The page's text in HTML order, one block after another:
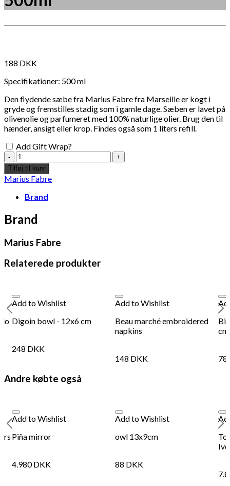
Marius Fabre - Savon de Marseille Timian og dild 1L
188 DKK
Specifikationer: 500 ml
Den flydende sæbe fra Marius Fabre fra Marseille er kogt i
gryde og fremstilles stadig som i gamle dage. Sæben er lavet på
olivenolie og parfumeret med 100% naturlige olier. Brug den til
hænder, ansigt eller krop. Findes også som 1 liters refill.
Add Gift Wrap?
Marius
Fabre
-
Savon
de
Marseille
Timian
og
500ml
Tilføj til kurv
Marius Fabre
Brand
Brand
Marius Fabre
Relaterede produkter
Add to Wishlist
Digoin bowl - 12x6 cm
248 DKK
Add to Wishlist
Beau marché embroidered
napkins
148 DKK 78
Andre købte også
Add to Wishlist
Piña mirror
4.980DKK
Add to Wishlist
owl 13x9cm
88 DKK